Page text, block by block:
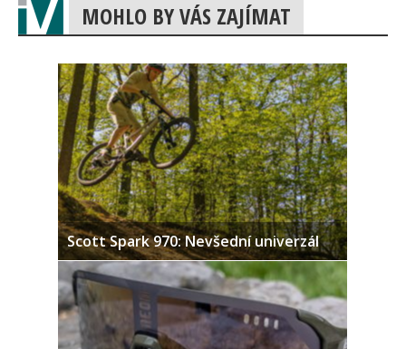
MOHLO BY VÁS ZAJÍMAT
Scott Spark 970: Nevšední univerzál